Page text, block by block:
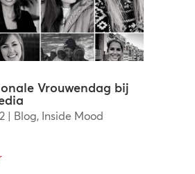
Vrouwendag bij
| Blog, Inside Mood